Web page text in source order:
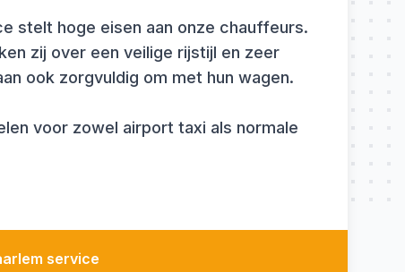
stelt hoge eisen aan onze chauffeurs.
zij over een veilige rijstijl en zeer
ook zorgvuldig om met hun wagen.
voor zowel airport taxi als normale
service